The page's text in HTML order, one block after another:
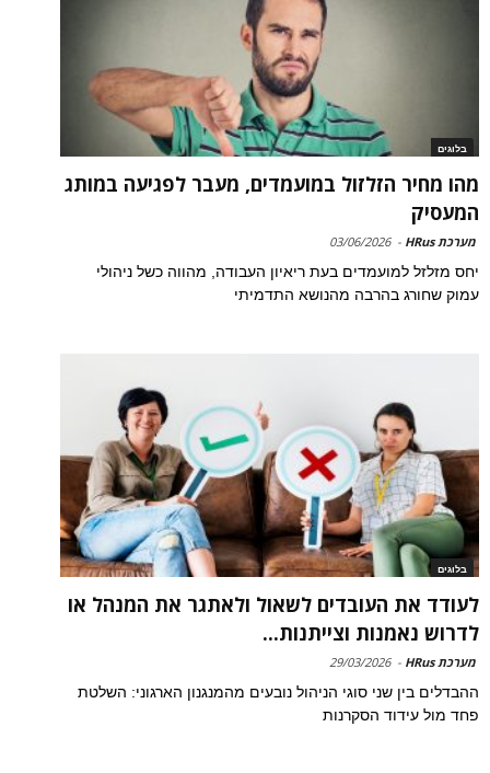
בלוגים
מהו מחיר הזלזול במועמדים, מעבר לפגיעה במותג
המעסיק
מערכת HRus -
03/06/2026
יחס מזלזל למועמדים בעת ריאיון העבודה, מהווה כשל ניהולי
עמוק שחורג בהרבה מהנושא התדמיתי
בלוגים
לעודד את העובדים לשאול ולאתגר את המנהל או
לדרוש נאמנות וצייתנות...
מערכת HRus -
29/03/2026
ההבדלים בין שני סוגי הניהול נובעים מהמנגנון הארגוני: השלטת
פחד מול עידוד הסקרנות